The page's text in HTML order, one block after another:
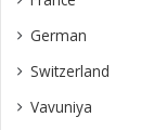
German
Switzerland
Vavuniya